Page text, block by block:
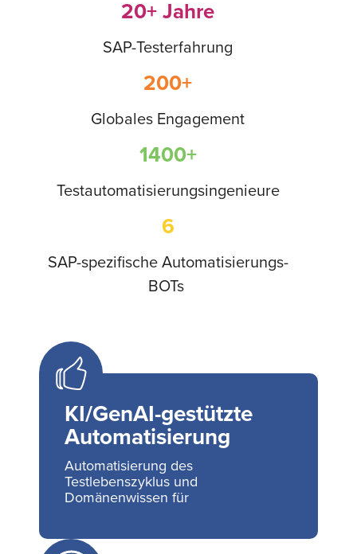
20+ Jahre
SAP-Testerfahrung
200+
Globales Engagement
1400+
Testautomatisierungsingenieure
6
SAP-spezifische Automatisierungs-
BOTs
KI/GenAI-gestützte
Automatisierung
Automatisierung des
Testlebenszyklus und
Domänenwissen für